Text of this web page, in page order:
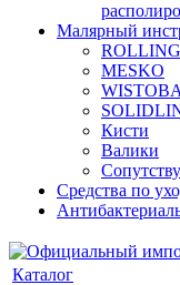
Малярный
MESKO
WISTOBA
Кисти
Валики
Средства по
Каталог